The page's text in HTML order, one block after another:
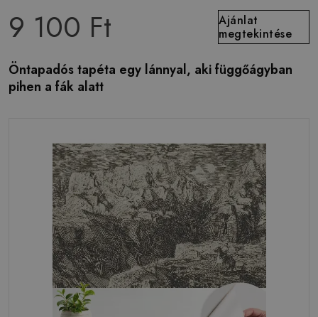
9 100 Ft
Ajánlat
megtekintése
Öntapadós tapéta egy lánnyal, aki függőágyban
pihen a fák alatt